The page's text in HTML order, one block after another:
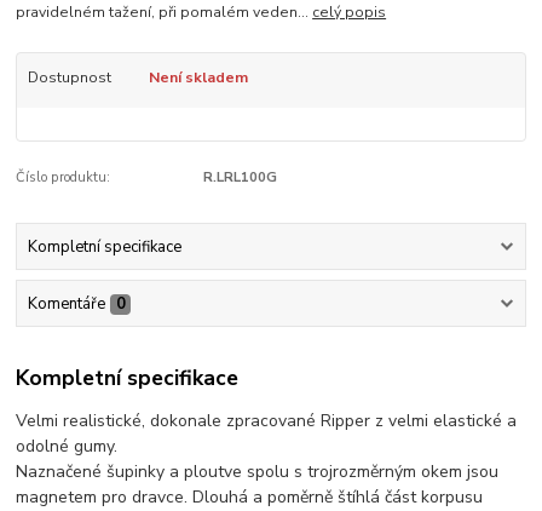
pravidelném tažení, při pomalém veden... celý popis
Dostupnost Není skladem
Číslo produktu: R.LRL100G
Kompletní specifikace
Komentáře 0
Kompletní specifikace
Velmi realistické, dokonale zpracované Ripper z velmi elastické a
odolné gumy.
Naznačené šupinky a ploutve spolu s trojrozměrným okem jsou
magnetem pro dravce. Dlouhá a poměrně štíhlá část korpusu